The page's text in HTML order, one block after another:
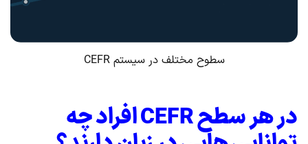
سطوح مختلف در سیستم CEFR
در هر سطحCEFRافراد چه